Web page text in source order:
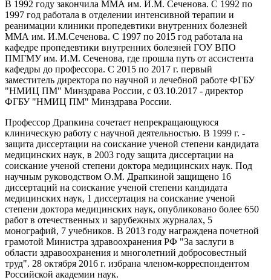
В 1992 году закончила ММА им. И.М. Сеченова. С 1992 по
1997 год работала в отделении интенсивной терапии и
реанимации клиники пропедевтики внутренних болезней
ММА им. И.М.Сеченова. С 1997 по 2015 год работала на
кафедре пропедевтики внутренних болезней ГОУ ВПО
ПМГМУ им. И.М. Сеченова, где прошла путь от ассистента
кафедры до профессора. С 2015 по 2017 г. первый
заместитель директора по научной и лечебной работе ФГБУ
"НМИЦ ПМ" Минздрава России, с 03.10.2017 - директор
ФГБУ "НМИЦ ПМ" Минздрава России.
Профессор Драпкина сочетает непрекращающуюся
клиническую работу с научной деятельностью. В 1999 г. -
защита диссертации на соискание ученой степени кандидата
медицинских наук, в 2003 году защита диссертации на
соискание ученой степени доктора медицинских наук. Под
научным руководством О.М. Драпкиной защищено 16
диссертаций на соискание ученой степени кандидата
медицинских наук, 1 диссертация на соискание ученой
степени доктора медицинских наук, опубликовано более 650
работ в отечественных и зарубежных журналах, 5
монографий, 7 учебников. В 2013 году награждена почетной
грамотой Министра здравоохранения РФ "За заслуги в
области здравоохранения и многолетний добросовестный
труд". 28 октября 2016 г. избрана членом-корреспондентом
Российской академии наук.